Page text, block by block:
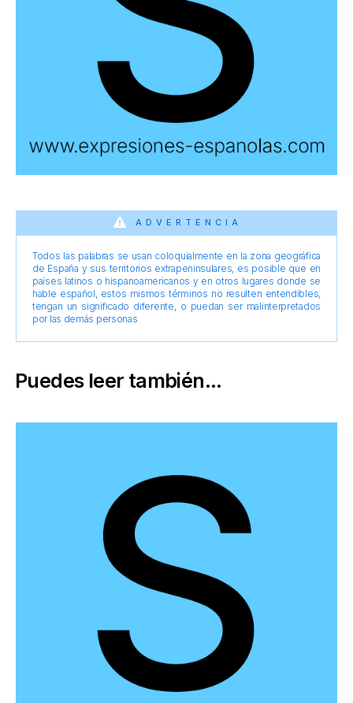
ADVERTENCIA
Todos las palabras se usan coloquialmente en la zona geográfica
de España y sus territorios extrapeninsulares, es posible que en
países latinos o hispanoamericanos y en otros lugares donde se
hable español, estos mismos términos no resulten entendibles,
tengan un significado diferente, o puedan ser malinterpretados
por las demás personas
Puedes leer también...